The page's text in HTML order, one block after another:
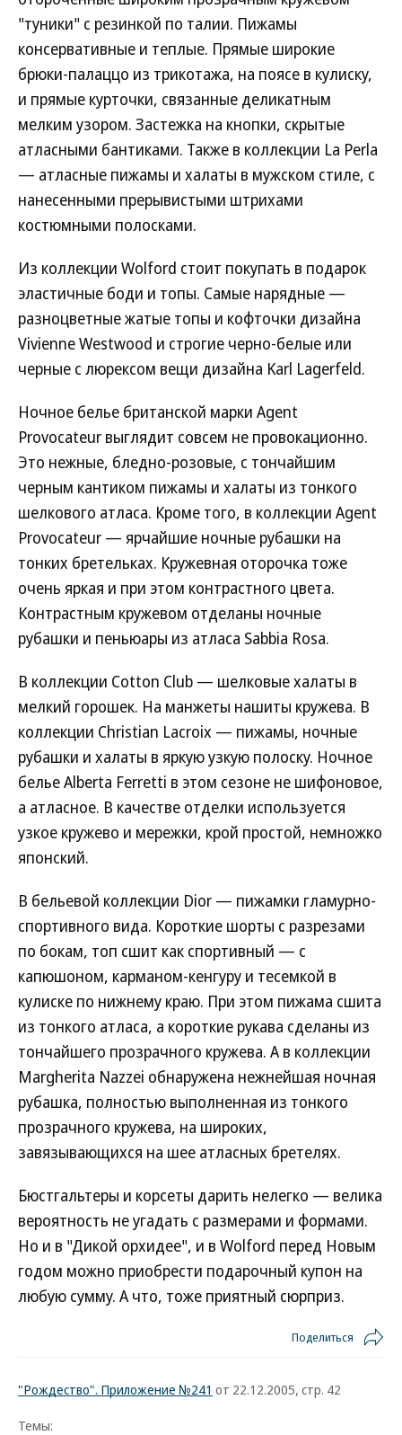
"туники" с резинкой по талии. Пижамы
консервативные и теплые. Прямые широкие
брюки-палаццо из трикотажа, на поясе в кулиску,
и прямые курточки, связанные деликатным
мелким узором. Застежка на кнопки, скрытые
атласными бантиками. Также в коллекции La Perla
— атласные пижамы и халаты в мужском стиле, с
нанесенными прерывистыми штрихами
костюмными полосками.
Из коллекции Wolford стоит покупать в подарок
эластичные боди и топы. Самые нарядные —
разноцветные жатые топы и кофточки дизайна
Vivienne Westwood и строгие черно-белые или
черные с люрексом вещи дизайна Karl Lagerfeld.
Ночное белье британской марки Agent
Provocateur выглядит совсем не провокационно.
Это нежные, бледно-розовые, с тончайшим
черным кантиком пижамы и халаты из тонкого
шелкового атласа. Кроме того, в коллекции Agent
Provocateur — ярчайшие ночные рубашки на
тонких бретельках. Кружевная оторочка тоже
очень яркая и при этом контрастного цвета.
Контрастным кружевом отделаны ночные
рубашки и пеньюары из атласа Sabbia Rosa.
В коллекции Cotton Club — шелковые халаты в
мелкий горошек. На манжеты нашиты кружева. В
коллекции Christian Lacroix — пижамы, ночные
рубашки и халаты в яркую узкую полоску. Ночное
белье Alberta Ferretti в этом сезоне не шифоновое,
а атласное. В качестве отделки используется
узкое кружево и мережки, крой простой, немножко
японский.
В бельевой коллекции Dior — пижамки гламурно-
спортивного вида. Короткие шорты с разрезами
по бокам, топ сшит как спортивный — с
капюшоном, карманом-кенгуру и тесемкой в
кулиске по нижнему краю. При этом пижама сшита
из тонкого атласа, а короткие рукава сделаны из
тончайшего прозрачного кружева. А в коллекции
Margherita Nazzei обнаружена нежнейшая ночная
рубашка, полностью выполненная из тонкого
прозрачного кружева, на широких,
завязывающихся на шее атласных бретелях.
Бюстгальтеры и корсеты дарить нелегко — велика
вероятность не угадать с размерами и формами.
Но и в "Дикой орхидее", и в Wolford перед Новым
годом можно приобрести подарочный купон на
любую сумму. А что, тоже приятный сюрприз.
Поделиться
"Рождество". Приложение №241 от 22.12.2005, стр. 42
Темы: